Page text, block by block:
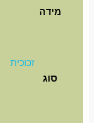
מידה
סוג
זכוכית